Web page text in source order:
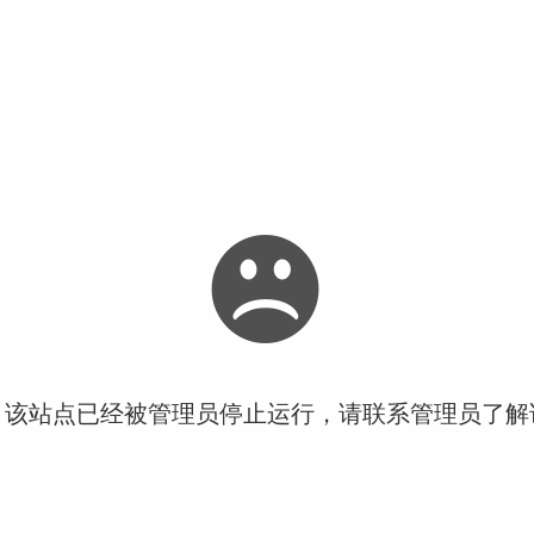
站点已经被管理员停止运行，请联系管理员了